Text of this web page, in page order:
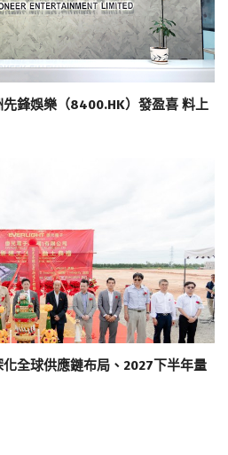
先鋒娛樂（8400.HK）發盈喜 料上
全球供應鏈布局、2027下半年量